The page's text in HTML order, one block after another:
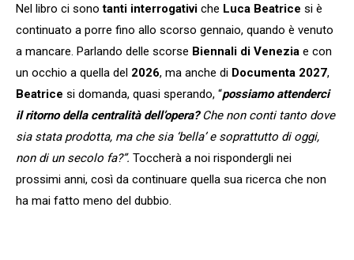
Nel libro ci sono tanti interrogativi che Luca Beatrice si è
continuato a porre fino allo scorso gennaio, quando è venuto
a mancare. Parlando delle scorse Biennali di Venezia e con
un occhio a quella del 2026, ma anche di Documenta 2027,
Beatrice si domanda, quasi sperando, “possiamo attenderci
il ritorno della centralità dell’opera?Che non conti tanto dove
sia stata prodotta, ma che sia ‘bella’ e soprattutto di oggi,
non di un secolo fa?”. Toccherà a noi rispondergli nei
prossimi anni, così da continuare quella sua ricerca che non
ha mai fatto meno del dubbio.